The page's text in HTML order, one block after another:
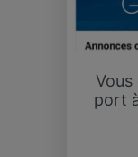
Vous
port